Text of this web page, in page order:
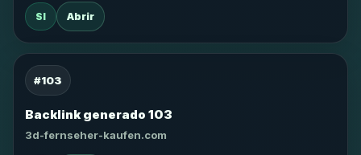
SI Abrir
#103
Backlink generado 103
3d-fernseher-kaufen.com